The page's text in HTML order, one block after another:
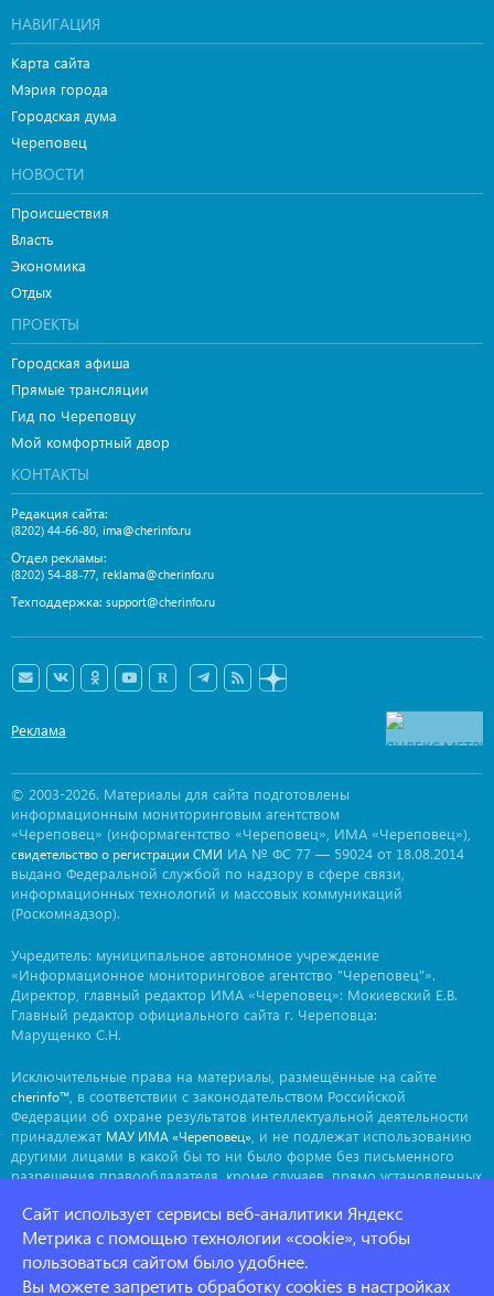
НАВИГАЦИЯ
Карта сайта
Мэрия города
Городская дума
Череповец
НОВОСТИ
Происшествия
Власть
Экономика
Отдых
ПРОЕКТЫ
Городская афиша
Прямые трансляции
Гид по Череповцу
Мой комфортный двор
КОНТАКТЫ
Редакция сайта:
(8202) 44-66-80 ima@cherinfo.ru
Отдел рекламы:
(8202) 54-88-77 reklama@cherinfo.ru
Техподдержка: support@cherinfo.ru
Реклама
© 2003-2026. Материалы для сайта подготовлены
информационным мониторинговым агентством
«Череповец» (информагентство «Череповец», ИМА «Череповец»),
свидетельство о регистрации СМИ ИА № ФС 77 — 59024 от 18.08.2014
выдано Федеральной службой по надзору в сфере связи,
информационных технологий и массовых коммуникаций
(Роскомнадзор).
Учредитель: муниципальное автономное учреждение
«Информационное мониторинговое агентство "Череповец"».
Директор, главный редактор ИМА «Череповец»: Мокиевский Е.В.
Главный редактор официального сайта г. Череповца:
Марущенко С.Н.
Исключительные права на материалы, размещённые на сайте
cherinfo™ , в соответствии с законодательством Российской
Федерации об охране результатов интеллектуальной деятельности
принадлежат МАУ ИМА «Череповец» , и не подлежат использованию
другими лицами в какой бы то ни было форме без письменного
разрешения правообладателя, кроме случаев, прямо установленных
ima@cherinfo.ru. Мнение авторов может не совпадать с мнением
редакции.
При использовании материалов сайтаcherinfo™
является прямая, открытая для индексации гиперссылка на
Сайт использует сервисы веб-аналитики Яндекс
Метрика с помощью технологии «cookie», чтобы
пользоваться сайтом было удобнее.
Вы можете запретить обработку cookies в настройках